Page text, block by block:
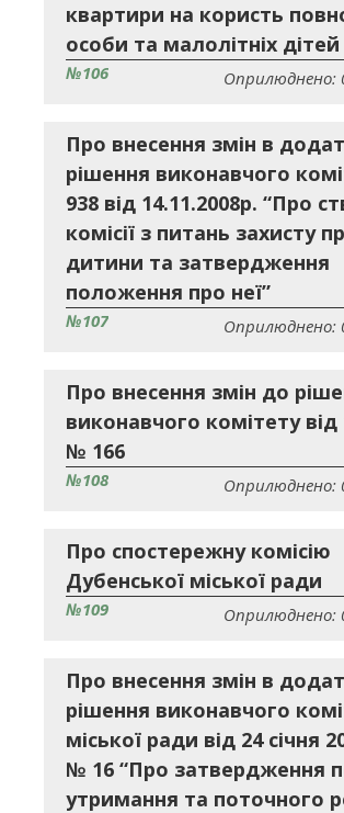
квартири на користь
особи та малолітніх дітей
№106 Оприлюднено:
Про внесення змін в
рішення виконавчого
938 від 14.11.2008р. “Про
комісії з питань захисту
дитини та затвердження
положення про неї”
№107 Оприлюднено:
Про внесення змін до
виконавчого комітету від
№ 166
№108 Оприлюднено:
Про спостережну комісію
Дубенської міської ради
№109 Оприлюднено:
Про внесення змін в
рішення виконавчого
міської ради від 24 січня
№ 16 “Про затвердження
утримання та поточного